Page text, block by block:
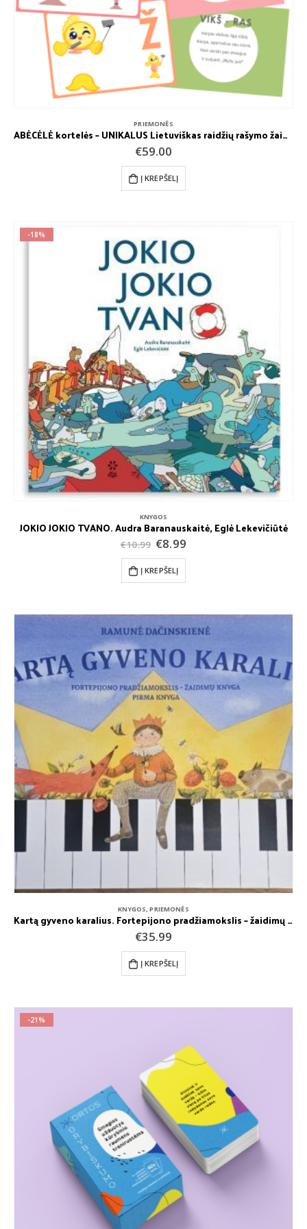
PRIEMONĖS
ABĖCĖLĖ kortelės – UNIKALUS Lietuviškas raidžių rašymo žaidimas
€59.00
Į KREPŠELĮ
-18%
KNYGOS
JOKIO JOKIO TVANO. Audra Baranauskaitė, Eglė Lekevičiūtė
€10.99 Original
was:
€10.99.
€8.99Current
Į KREPŠELĮ
KNYGOS,PRIEMONĖS
Kartą gyveno karalius. Fortepijono pradžiamokslis – žaidimų knyga. Ramunė Dačinskienė
€35.99
Į KREPŠELĮ
-21%